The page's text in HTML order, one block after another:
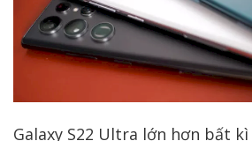
Galaxy S22 Ultra lớn hơn bất